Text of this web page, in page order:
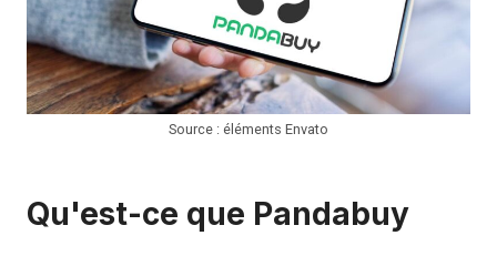
Source : éléments Envato
Qu'est-ce que Pandabuy